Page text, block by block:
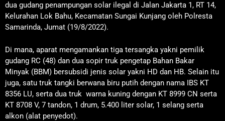
dua gudang penampungan solar ilegal di Jalan Jakarta 1, RT 14,
Kelurahan Lok Bahu, Kecamatan Sungai Kunjang oleh Polresta
Samarinda, Jumat (19/8/2022).
Di mana, aparat mengamankan tiga tersangka yakni pemilik
gudang RC (48) dan dua sopir truk pengetap Bahan Bakar
Minyak (BBM) bersubsidi jenis solar yakni HD dan HB. Selain itu
juga, satu truk tangki berwana biru putih dengan nama IBS KT
8356 LU, serta dua truk warna kuning dengan KT 8999 CN serta
KT 8708 V, 7 tandon, 1 drum, 5.400 liter solar, 1 selang serta
alkon (alat penyedot).